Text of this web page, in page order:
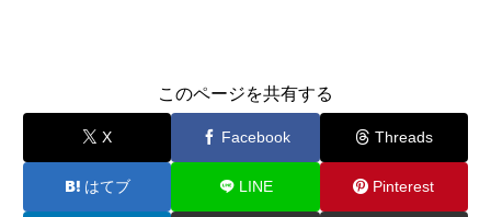
このページを共有する
X Facebook Threads
はてブ LINE Pinterest